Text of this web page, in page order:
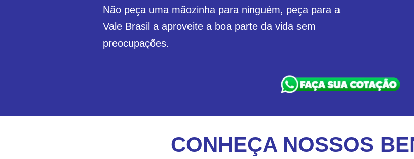
Não peça uma mãozinha para ninguém, peça para a
Vale Brasil a aproveite a boa parte da vida sem
preocupações.
CONHEÇA NOSSOS